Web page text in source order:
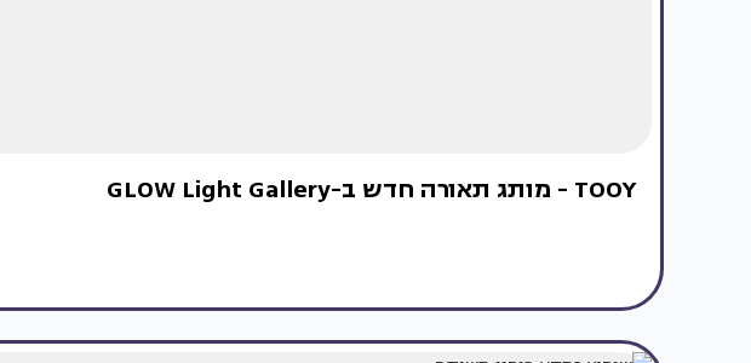
TOOY - מותג תאורה חדש ב-GLOW Light Gallery